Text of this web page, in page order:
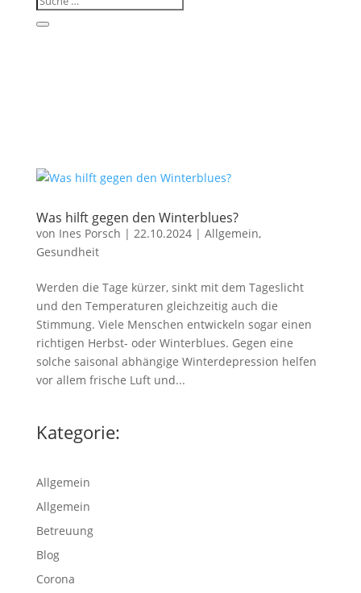
Was hilft gegen den Winterblues?
von Ines Porsch | 22.10.2024| Allgemein,
Gesundheit
Werden die Tage kürzer, sinkt mit dem Tageslicht
und den Temperaturen gleichzeitig auch die
Stimmung. Viele Menschen entwickeln sogar einen
richtigen Herbst- oder Winterblues. Gegen eine
solche saisonal abhängige Winterdepression helfen
vor allem frische Luft und...
Kategorie:
Allgemein
Allgemein
Betreuung
Blog
Corona